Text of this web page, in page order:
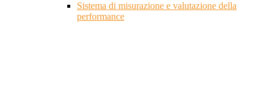
Sistema di misurazione e valutazione della
performance